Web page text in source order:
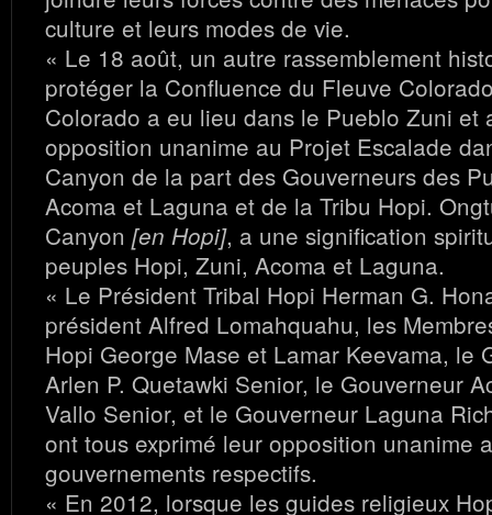
culture et leurs modes de vie.
« Le 18 août, un autre rassemblement
protéger la Confluence du Fleuve
Colorado a eu lieu dans le Pueblo Zuni et
opposition unanime au Projet Escalade
Canyon de la part des Gouverneurs des
Acoma et Laguna et de la Tribu Hopi.
Canyon [en Hopi], a une signification
peuples Hopi, Zuni, Acoma et Laguna.
« Le Président Tribal Hopi Herman G.
président Alfred Lomahquahu, les
Hopi George Mase et Lamar Keevama, le
Arlen P. Quetawki Senior, le Gouverneur
Vallo Senior, et le Gouverneur Laguna
ont tous exprimé leur opposition unanime
gouvernements respectifs.
« En 2012, lorsque les guides religieux